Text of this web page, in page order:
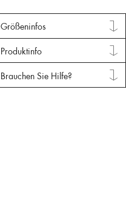
Größeninfos
Produktinfo
Brauchen Sie Hilfe?